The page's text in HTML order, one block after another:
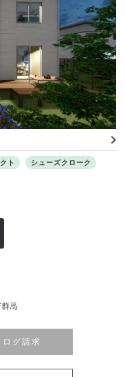
ト シューズクローク
馬
グ請求